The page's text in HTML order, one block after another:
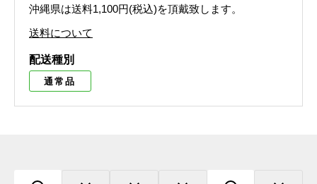
沖縄県は送料1,100円(税込)を頂戴致します。
送料について
配送種別
通常品